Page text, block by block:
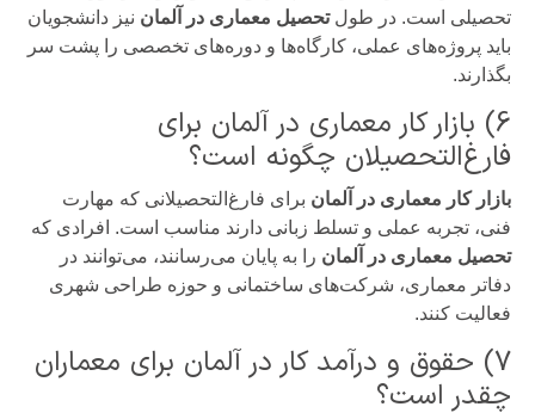
تحصیلی است. در طولتحصیل معماری در آلماننیز دانشجویان
باید پروژه‌های عملی، کارگاه‌ها و دوره‌های تخصصی را پشت سر
بگذارند.
6) بازار کار معماری در آلمان برای
فارغ‌التحصیلان چگونه است؟
بازار کار معماری در آلمانبرای فارغ‌التحصیلانی که مهارت
فنی، تجربه عملی و تسلط زبانی دارند مناسب است. افرادی که
تحصیل معماری در آلمانرا به پایان می‌رسانند، می‌توانند در
دفاتر معماری، شرکت‌های ساختمانی و حوزه طراحی شهری
فعالیت کنند.
7) حقوق و درآمد کار در آلمان برای معماران
چقدر است؟